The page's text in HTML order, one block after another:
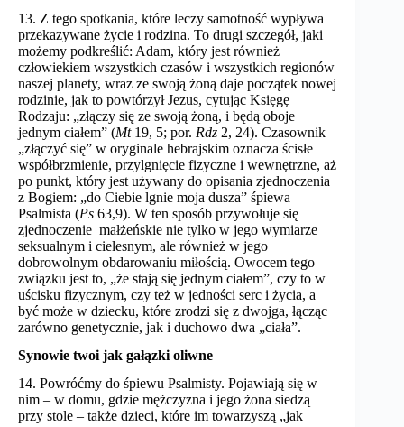
13. Z tego spotkania, które leczy samotność wypływa
przekazywane życie i rodzina. To drugi szczegół, jaki
możemy podkreślić: Adam, który jest również
człowiekiem wszystkich czasów i wszystkich regionów
naszej planety, wraz ze swoją żoną daje początek nowej
rodzinie, jak to powtórzył Jezus, cytując Księgę
Rodzaju: „złączy się ze swoją żoną, i będą oboje
jednym ciałem” (Mt19, 5; por. Rdz 2, 24). Czasownik
„złączyć się” w oryginale hebrajskim oznacza ścisłe
współbrzmienie, przylgnięcie fizyczne i wewnętrzne, aż
po punkt, który jest używany do opisania zjednoczenia
z Bogiem: „do Ciebie lgnie moja dusza” śpiewa
Psalmista (Ps 63,9). W ten sposób przywołuje się
zjednoczenie małżeńskie nie tylko w jego wymiarze
seksualnym i cielesnym, ale również w jego
dobrowolnym obdarowaniu miłością. Owocem tego
związku jest to, „że stają się jednym ciałem”, czy to w
uścisku fizycznym, czy też w jedności serc i życia, a
być może w dziecku, które zrodzi się z dwojga, łącząc
zarówno genetycznie, jak i duchowo dwa „ciała”.
Synowie twoi jak gałązki oliwne
14. Powróćmy do śpiewu Psalmisty. Pojawiają się w
nim – w domu, gdzie mężczyzna i jego żona siedzą
przy stole – także dzieci, które im towarzyszą „jak